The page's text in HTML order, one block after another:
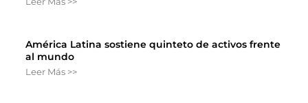
América Latina sostiene quinteto de activos frente
al mundo
Leer Más >>